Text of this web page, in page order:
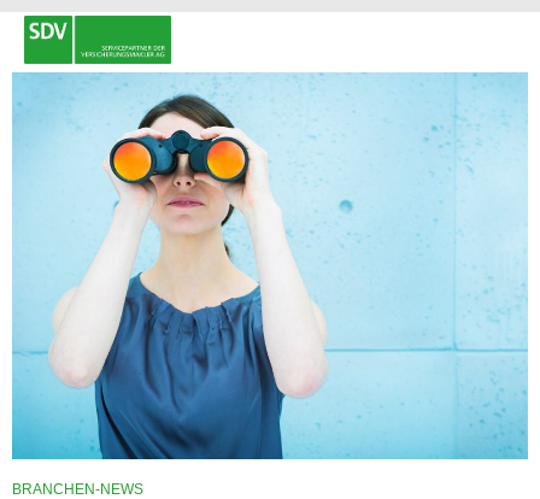
BRANCHEN-NEWS